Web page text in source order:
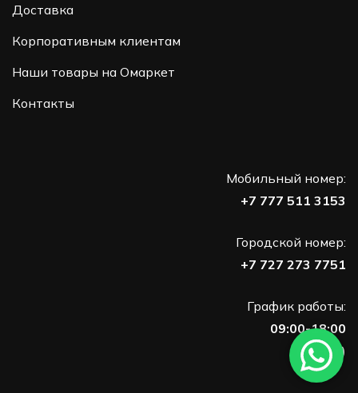
Доставка
Корпоративным клиентам
Наши товары на Омаркет
Контакты
Мобильный номер:
+7 777 511 3153
Городской номер:
+7 727 273 7751
График работы:
09:00-18:00
(Пн-Пт)